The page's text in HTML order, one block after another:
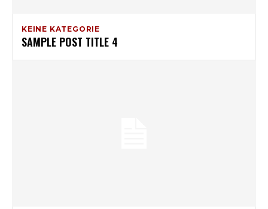
KEINE KATEGORIE
SAMPLE POST TITLE 4